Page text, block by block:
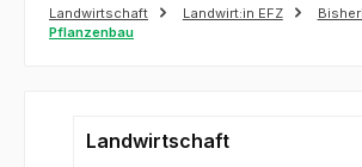
Landwirtschaft Landwirt:in EFZ
Pflanzenbau
Landwirtschaft